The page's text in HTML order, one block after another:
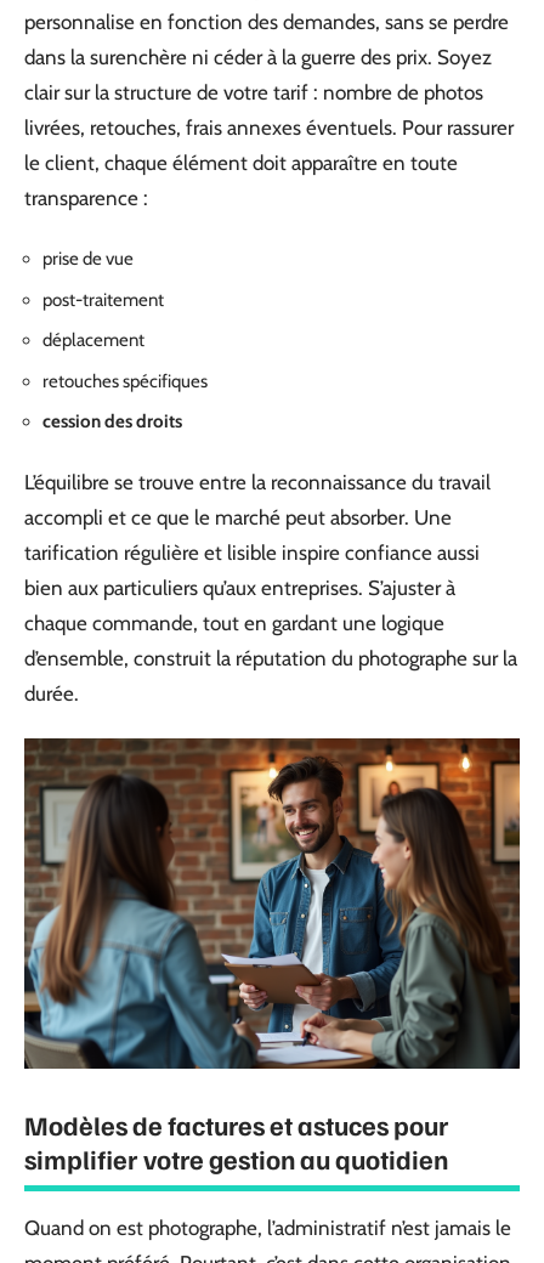
personnalise en fonction des demandes, sans se perdre
dans la surenchère ni céder à la guerre des prix. Soyez
clair sur la structure de votre tarif : nombre de photos
livrées, retouches, frais annexes éventuels. Pour rassurer
le client, chaque élément doit apparaître en toute
transparence :
prise de vue
post-traitement
déplacement
retouches spécifiques
cession des droits
L’équilibre se trouve entre la reconnaissance du travail
accompli et ce que le marché peut absorber. Une
tarification régulière et lisible inspire confiance aussi
bien aux particuliers qu’aux entreprises. S’ajuster à
chaque commande, tout en gardant une logique
d’ensemble, construit la réputation du photographe sur la
durée.
Modèles de factures et astuces pour
simplifier votre gestion au quotidien
Quand on est photographe, l’administratif n’est jamais le